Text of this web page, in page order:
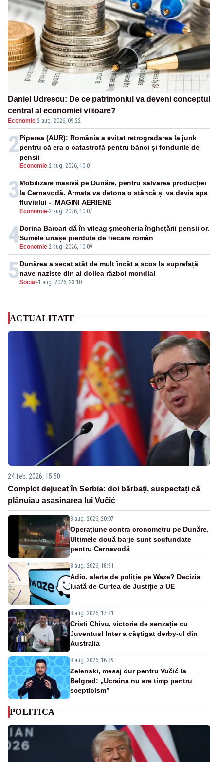
Daniel Udrescu: De ce patrimoniul va deveni conceptul
central al economiei viitoare?
Economie·2 aug. 2026, 09:22
2
Economie-2 aug. 2026, 10:01
Piperea (AUR): România a evitat retrogradarea la junk
pentru că era o catastrofă pentru bănci și fondurile de
pensii
3
Economie-2 aug. 2026, 10:07
Mobilizare masivă pe Dunăre, pentru salvarea producției
la Cernavodă. Armata va detona o stâncă și va devia apa
fluviului - IMAGINI AERIENE
4Economie-2 aug. 2026, 10:09
Dorina Barcari dă în vileag șmecheria înghețării pensiilor.
Sumele uriașe pierdute de fiecare român
5Social-1 aug. 2026, 23:10
Dunărea a secat atât de mult încât a scos la suprafață
nave naziste din al doilea război mondial
ACTUALITATE
24 feb. 2026, 15:50
Complot dejucat în Serbia: doi bărbați, suspectați că
plănuiau asasinarea lui Vučić
8 aug. 2026, 20:07
Operațiune contra cronometru pe Dunăre.
Ultimele două barje sunt scufundate
pentru Cernavodă
8 aug. 2026, 18:31
Adio, alerte de poliție pe Waze? Decizia
luată de Curtea de Justiție a UE
8 aug. 2026, 17:31
Cristi Chivu, victorie de senzație cu
Juventus! Inter a câștigat derby-ul din
Australia
8 aug. 2026, 16:39
Zelenski, mesaj dur pentru Vučić la
Belgrad: „Ucraina nu are timp pentru
scepticism”
POLITICA